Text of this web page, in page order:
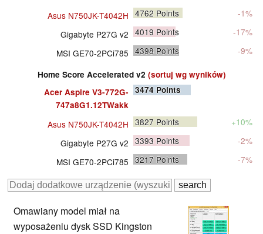
Asus N750JK-T4042H 4762 Points
-1%
Gigabyte P27G v2 4019 Points
-17%
MSI GE70-2PCi785 4398 Points -9%
Home Score Accelerated v2 (sortuj wg wyników)
Acer Aspire V3-772G-
747a8G1.12TWakk
3474 Points
Asus N750JK-T4042H 3827 Points
+10%
Gigabyte P27G v2 3393 Points
-2%
MSI GE70-2PCi785 3217 Points -7%
Omawiany model miał na
wyposażeniu dysk SSD Kingston